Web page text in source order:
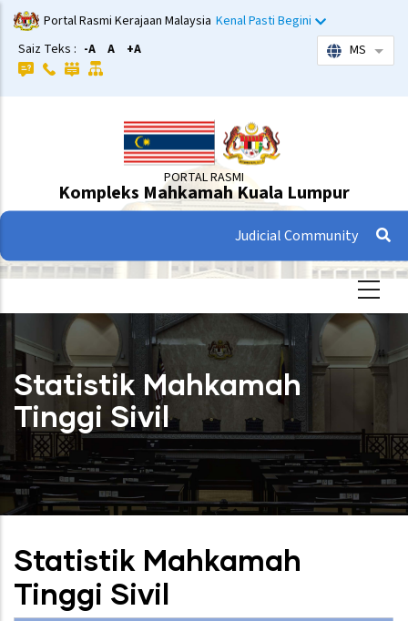
Langkau
ke
kandungan
utama
Portal Rasmi Kerajaan Malaysia Kenal Pasti Begini
Saiz Teks : -A A +A MS
PORTAL RASMI
Kompleks Mahkamah Kuala Lumpur
Judicial Community
Statistik Mahkamah
Tinggi Sivil
Statistik Mahkamah
Tinggi Sivil